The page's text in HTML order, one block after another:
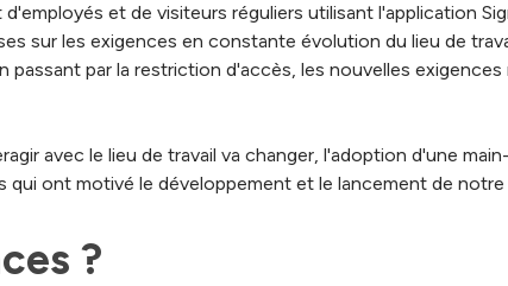
et de visiteurs réguliers utilisant l'application
sur les exigences en constante évolution du lieu de
par la restriction d'accès, les nouvelles
avec le lieu de travail va changer, l'adoption d'une
qui ont motivé le développement et le lancement de
?